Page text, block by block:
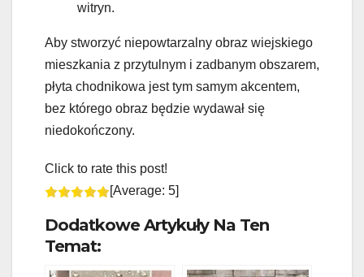
witryn.
Aby stworzyć niepowtarzalny obraz wiejskiego
mieszkania z przytulnym i zadbanym obszarem,
płyta chodnikowa jest tym samym akcentem,
bez którego obraz będzie wydawał się
niedokończony.
Click to rate this post!
[Average: 5]
Dodatkowe Artykuły Na Ten
Temat: